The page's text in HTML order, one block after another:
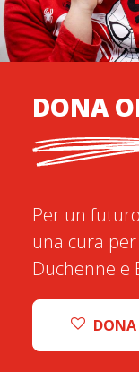
DONA
Per un
una cura
Duchenne e